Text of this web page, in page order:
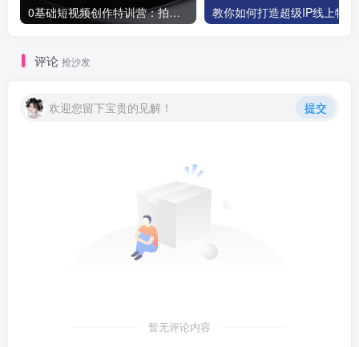
0基础短视频创作特训营：拍摄+剪辑+创作+变现方法
评论 抢沙发
欢迎您留下宝贵的见解！ 提交
暂无评论内容